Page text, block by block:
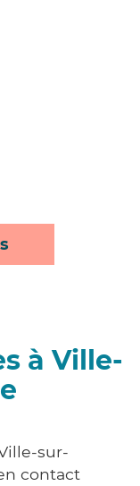
à Ville-
sur-
contact